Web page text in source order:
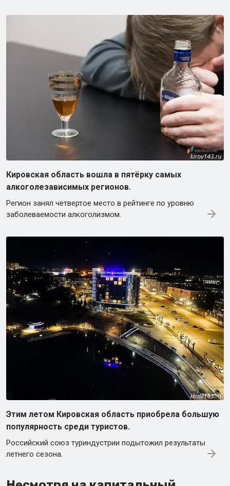
Кировская область вошла в пятёрку самых
алкоголезависимых регионов.
Регион занял четвертое место в рейтинге по уровню
заболеваемости алкоголизмом.
Этим летом Кировская область приобрела большую
популярность среди туристов.
Российский союз туриндустрии подытожил результаты
летнего сезона.